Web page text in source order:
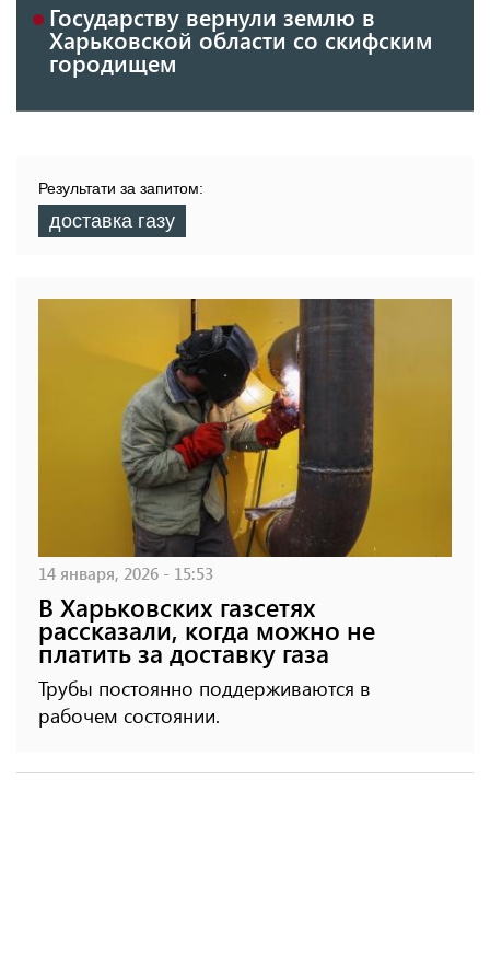
Государству вернули землю в
Харьковской области со скифским
городищем
Результати за запитом:
доставка газу
14 января, 2026 - 15:53
В Харьковских газсетях
рассказали, когда можно не
платить за доставку газа
Трубы постоянно поддерживаются в
рабочем состоянии.